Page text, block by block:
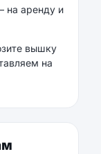
на аренду и
вышку
на